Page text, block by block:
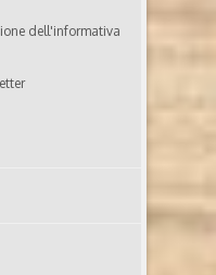
dell'informativa